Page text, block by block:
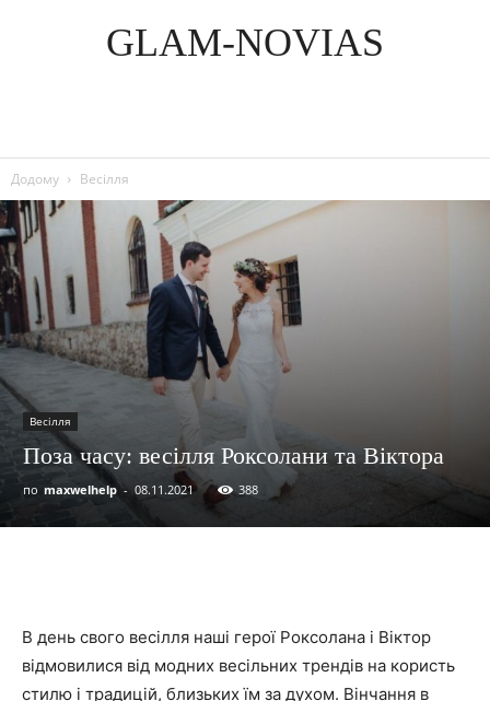
GLAM-NOVIAS
Додому Весілля
Весілля
Поза часу: весілля Роксолани та Віктора
по maxwelhelp - 08.11.2021 388
В день свого весілля наші герої Роксолана і Віктор
відмовилися від модних весільних трендів на користь
стилю і традицій, близьких їм за духом. Вінчання в